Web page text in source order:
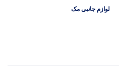
لوازم جانبی مک